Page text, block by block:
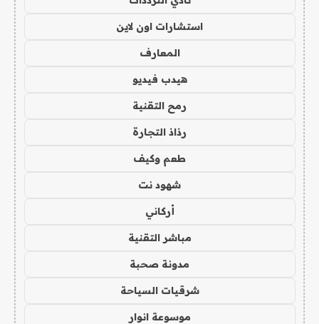
استشارات اون لاين
المعارف
هيدب فيديو
رمح التقنية
رذاذ التجارة
طعم وكيف
شهود نت
أركاني
مباشر التقنية
مدونة صحبة
شرقيات السياحة
موسوعة انوار